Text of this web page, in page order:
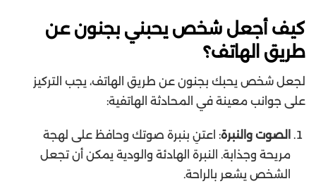
كيف أجعل شخص يحبني بجنون عن
طريق الهاتف؟
لجعل شخص يحبك بجنون عن طريق الهاتف، يجب التركيز
على جوانب معينة في المحادثة الهاتفية:
الصوت والنبرة: اعتنِ بنبرة صوتك وحافظ على لهجة
مريحة وجذابة. النبرة الهادئة والودية يمكن أن تجعل
الشخص يشعر بالراحة.